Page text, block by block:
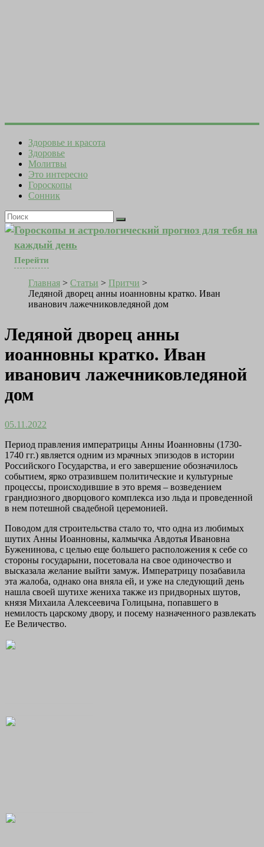
Здоровье и красота
Здоровье
Молитвы
Это интересно
Гороскопы
Сонник
Гороскопы и астрологический прогноз для тебя на
каждый день
Перейти
Главная > Статьи > Притчи >
Ледяной дворец анны иоанновны кратко. Иван
иванович лажечниковледяной дом
Ледяной дворец анны
иоанновны кратко. Иван
иванович лажечниковледяной
дом
05.11.2022
Период правления императрицы Анны Иоанновны (1730-
1740 гг.) является одним из мрачных эпизодов в истории
Российского Государства, и его завершение обозначилось
событием, ярко отразившем политические и культурные
процессы, происходившие в это время – возведением
грандиозного дворцового комплекса изо льда и проведенной
в нем потешной свадебной церемонией.
Поводом для строительства стало то, что одна из любимых
шутих Анны Иоанновны, калмычка Авдотья Ивановна
Буженинова, с целью еще большего расположения к себе со
стороны государыни, посетовала на свое одиночество и
высказала желание выйти замуж. Императрицу позабавила
эта жалоба, однако она вняла ей, и уже на следующий день
нашла своей шутихе жениха также из придворных шутов,
князя Михаила Алексеевича Голицына, попавшего в
немилость царскому двору, и посему назначенного развлекать
Ее Величество.